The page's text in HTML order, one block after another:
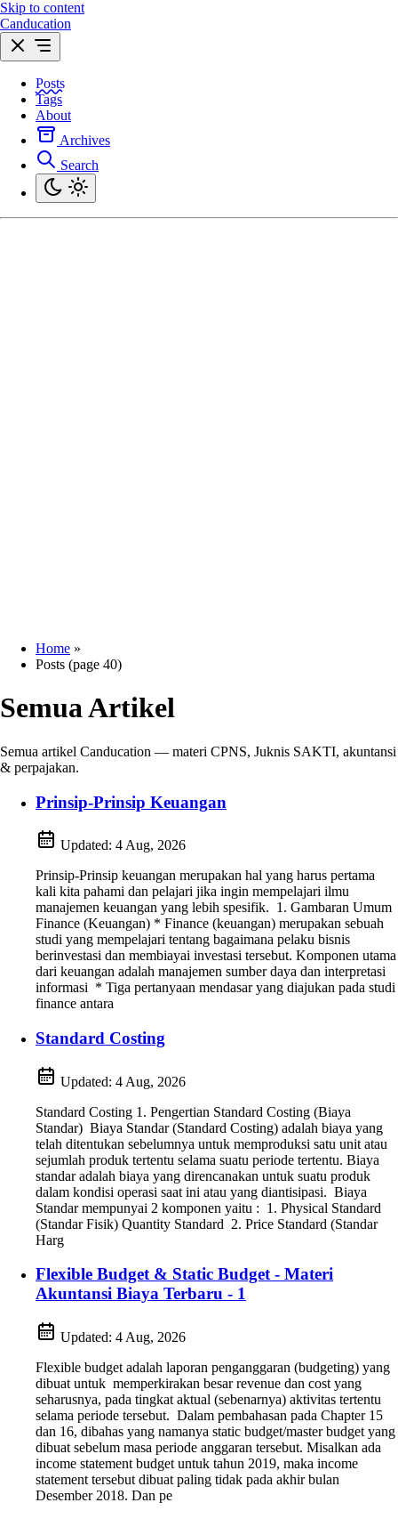
Skip to content
Canducation
Posts
Tags
About
Archives
Search
Home »
Posts (page 40)
Semua Artikel
Semua artikel Canducation — materi CPNS, Juknis SAKTI, akuntansi
& perpajakan.
Prinsip-Prinsip Keuangan
Updated: 4 Aug, 2026
Prinsip-Prinsip keuangan merupakan hal yang harus pertama
kali kita pahami dan pelajari jika ingin mempelajari ilmu
manajemen keuangan yang lebih spesifik. 1. Gambaran Umum
Finance (Keuangan) * Finance (keuangan) merupakan sebuah
studi yang mempelajari tentang bagaimana pelaku bisnis
berinvestasi dan membiayai investasi tersebut. Komponen utama
dari keuangan adalah manajemen sumber daya dan interpretasi
informasi * Tiga pertanyaan mendasar yang diajukan pada studi
finance antara
Standard Costing
Updated: 4 Aug, 2026
Standard Costing 1. Pengertian Standard Costing (Biaya
Standar) Biaya Standar (Standard Costing) adalah biaya yang
telah ditentukan sebelumnya untuk memproduksi satu unit atau
sejumlah produk tertentu selama suatu periode tertentu. Biaya
standar adalah biaya yang direncanakan untuk suatu produk
dalam kondisi operasi saat ini atau yang diantisipasi. Biaya
Standar mempunyai 2 komponen yaitu : 1. Physical Standard
(Standar Fisik) Quantity Standard 2. Price Standard (Standar
Harg
Flexible Budget & Static Budget - Materi
Akuntansi Biaya Terbaru - 1
Updated: 4 Aug, 2026
Flexible budget adalah laporan penganggaran (budgeting) yang
dibuat untuk memperkirakan besar revenue dan cost yang
seharusnya, pada tingkat aktual (sebenarnya) aktivitas tertentu
selama periode tersebut. Dalam pembahasan pada Chapter 15
dan 16, dibahas yang namanya static budget/master budget yang
dibuat sebelum masa periode anggaran tersebut. Misalkan ada
income statement budget untuk tahun 2019, maka income
statement tersebut dibuat paling tidak pada akhir bulan
Desember 2018. Dan pe